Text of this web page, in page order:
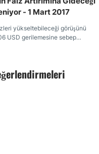
- 1 Mart 2017
USD gerilemesine sebep